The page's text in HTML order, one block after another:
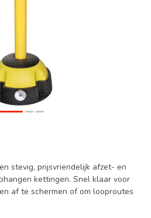
stevig, prijsvriendelijk afzet- en
kettingen. Snel klaar voor
af te schermen of om looproutes